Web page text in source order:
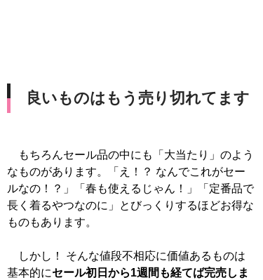
良いものはもう売り切れてます
もちろんセール品の中にも「大当たり」のよう
なものがあります。「え！？ なんでこれがセー
ルなの！？」「春も使えるじゃん！」「定番品で
長く着るやつなのに」とびっくりするほどお得な
ものもあります。
しかし！ そんな値段不相応に価値あるものは
基本的にセール初日から1週間も経てば完売しま